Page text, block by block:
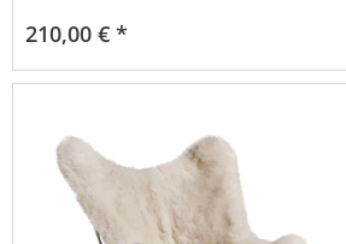
210,00 € *